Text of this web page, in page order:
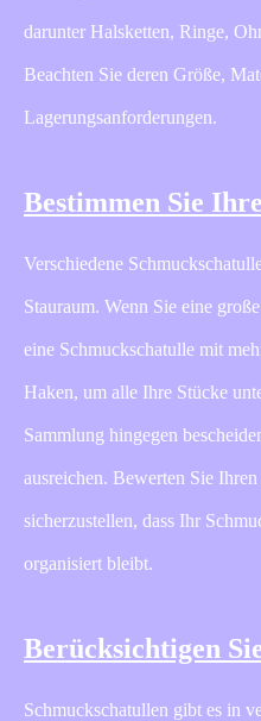
darunter Halsketten, Ringe,
Beachten Sie deren Größe,
Lagerungsanforderungen.
Bestimmen Sie
Verschiedene
Stauraum. Wenn Sie eine
eine Schmuckschatulle mit
Haken, um alle Ihre Stücke
Sammlung hingegen
ausreichen. Bewerten Sie
sicherzustellen, dass Ihr
organisiert bleibt.
Berücksichtigen
Schmuckschatullen gibt es in